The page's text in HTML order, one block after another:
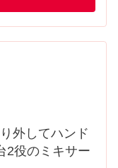
外してハンド
2役のミキサー